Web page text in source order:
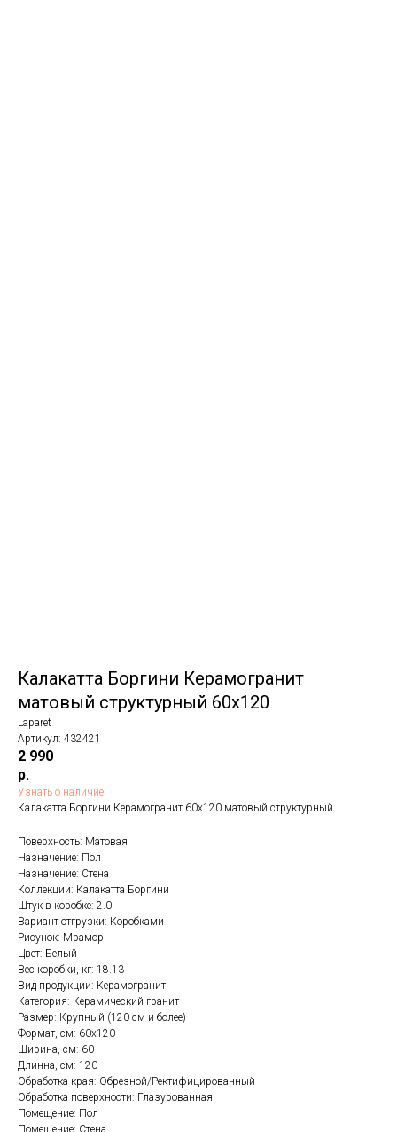
Калакатта Боргини Керамогранит
матовый структурный 60x120
Laparet
Артикул: 432421
2 990
р.
Узнать о наличие
Калакатта Боргини Керамогранит 60х120 матовый структурный
Поверхность: Матовая
Назначение: Пол
Назначение: Стена
Коллекции: Калакатта Боргини
Штук в коробке: 2.0
Вариант отгрузки: Коробками
Рисунок: Мрамор
Цвет: Белый
Вес коробки, кг: 18.13
Вид продукции: Керамогранит
Категория: Керамический гранит
Размер: Крупный (120 см и более)
Формат, см: 60x120
Ширина, см: 60
Длинна, см: 120
Обработка края: Обрезной/Ректифицированный
Обработка поверхности: Глазурованная
Помещение: Пол
Помещение: Стена